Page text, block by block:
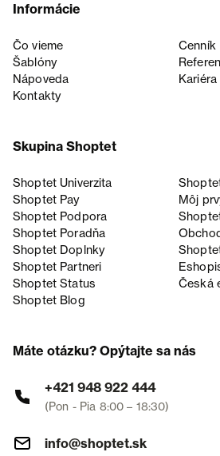
Informácie
Čo vieme
Cenník
Šablóny
Nápoveda
Kariéra
Kontakty
Skupina Shoptet
Shoptet Univerzita
Shoptet Pay
Môj
Shoptet Podpora
Shoptet Poradňa
Shoptet Doplnky
Shoptet Partneri
Shoptet Status
Česká
Shoptet Blog
Máte otázku? Opýtajte sa nás
+421 948 922 444
(Pon - Pia 8:00 – 18:30)
info@shoptet.sk